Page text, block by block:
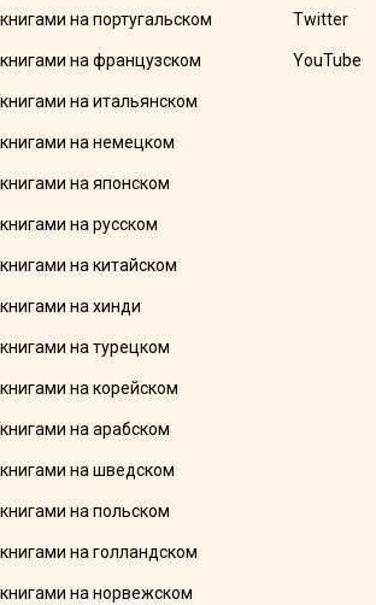
на португальском
на французском
на итальянском
на немецком
на японском
на русском
на китайском
на хинди
на турецком
на корейском
на арабском
на шведском
на польском
на голландском
на норвежском
Twitter
YouTube